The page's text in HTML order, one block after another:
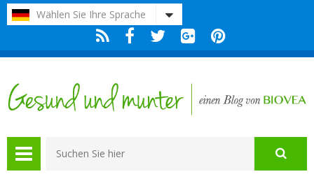
Bitte
beachten
Diese
enthält
ein
Barrierefreiheitssystem.
Wählen Sie Ihre Sprache